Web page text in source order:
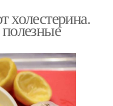
холестерина.